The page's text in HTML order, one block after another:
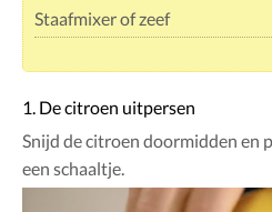
Staafmixer of zeef
1. De citroen uitpersen
Snijd de citroen doormidden en
een schaaltje.